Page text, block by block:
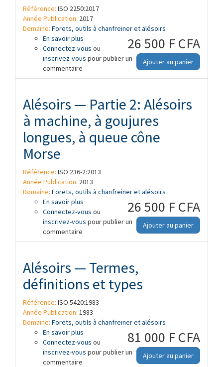
Référence: ISO 2250:2017
Année Publication: 2017
Domaine: Forets, outils à chanfreiner et alésoirs
26 500 F CFA
Ajouter au panier
En savoir plus à propos de Alésoirs de finition pour
cônes Morse et métrique, à queue
cylindrique et à queue cône Morse
Connectez-vous ou
inscrivez-vous pour publier un
commentaire
Alésoirs — Partie 2: Alésoirs
à machine, à goujures
longues, à queue cône
Morse
Référence: ISO 236-2:2013
Année Publication: 2013
Domaine: Forets, outils à chanfreiner et alésoirs
26 500 F CFA
Ajouter au panier
En savoir plus à propos de Alésoirs — Partie 2: Alésoirs
à machine, à goujures longues, à queue
cône Morse
Connectez-vous ou
inscrivez-vous pour publier un
commentaire
Alésoirs — Termes,
définitions et types
Référence: ISO 5420:1983
Année Publication: 1983
Domaine: Forets, outils à chanfreiner et alésoirs
81 000 F CFA
Ajouter au panier
En savoir plus à propos de Alésoirs — Termes,
définitions et types
Connectez-vous ou
inscrivez-vous pour publier un
commentaire